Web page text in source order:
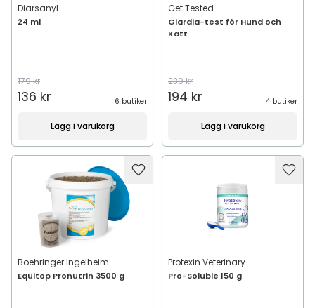
Diarsanyl
24 ml
179 kr
136 kr 6 butiker
Lägg i varukorg
Get Tested
Giardia-test för Hund och
Katt
239 kr
194 kr 4 butiker
Lägg i varukorg
Boehringer Ingelheim
Equitop Pronutrin 3500 g
Protexin Veterinary
Pro-Soluble 150 g